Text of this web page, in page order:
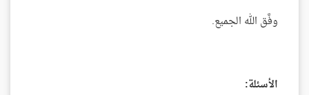
وفَّق الله الجميع.
الأسئلة: